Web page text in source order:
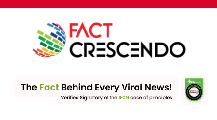
leading fact-checking